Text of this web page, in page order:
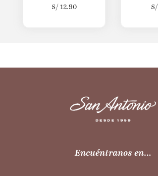
S/ 12.90 S/
Encuéntranos en…